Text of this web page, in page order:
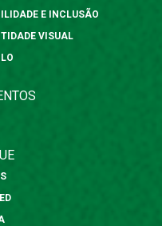
E INCLUSÃO
VISUAL